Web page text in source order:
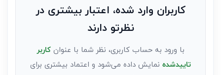
کاربران وارد شده، اعتبار بیشتری در
نظرتو دارند
با ورود به حساب کاربری، نظر شما با عنوانکاربر
تاییدشده نمایش داده می‌شود و اعتماد بیشتری برای